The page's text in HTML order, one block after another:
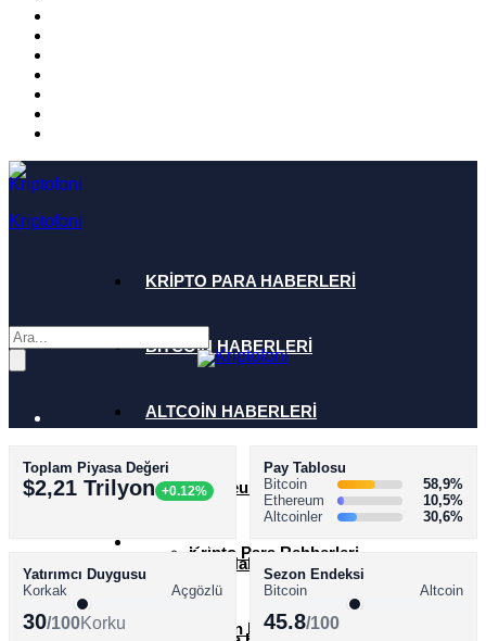
Kriptofoni
KRİPTO PARA HABERLERİ
BİTCOİN HABERLERİ
ALTCOİN HABERLERİ
Ethereum Haberleri
XRP Haberleri
AKADEMİ
Kripto Para Rehberleri
Bitcoin Rehberleri
Toplam Piyasa Değeri
$2,21 Trilyon +0.12%
Pay Tablosu
Bitcoin
58,9%
Ethereum
10,5%
Altcoinler
30,6%
Yatırımcı Duygusu
Korkak
Açgözlü
30/100Korku
Sezon Endeksi
Bitcoin
Altcoin
45.8/100